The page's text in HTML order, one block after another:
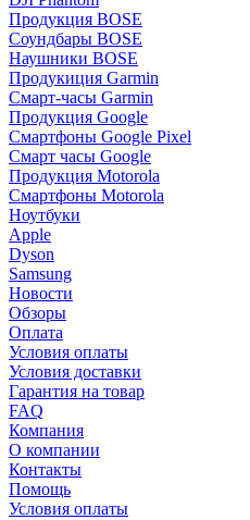
Продукция BOSE
Соундбары BOSE
Наушники BOSE
Продукиция Garmin
Смарт-часы Garmin
Продукция Google
Смартфоны Google Pixel
Смарт часы Google
Продукция Motorola
Смартфоны Motorola
Ноутбуки
Apple
Dyson
Samsung
Новости
Обзоры
Оплата
Условия оплаты
Условия доставки
Гарантия на товар
FAQ
Компания
О компании
Контакты
Помощь
Условия оплаты